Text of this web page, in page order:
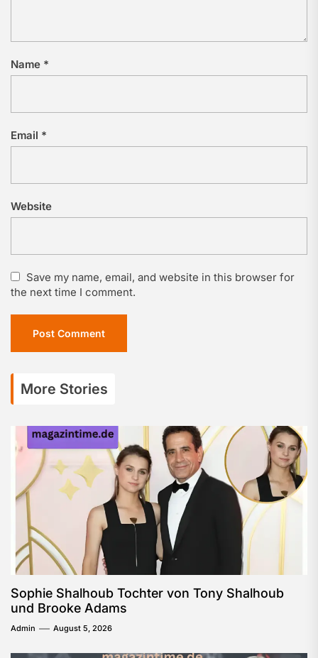
Name *
Email *
Website
Save my name, email, and website in this browser for
the next time I comment.
More Stories
Sophie Shalhoub Tochter von Tony Shalhoub
und Brooke Adams
Admin August 5, 2026